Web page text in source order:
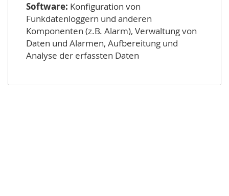
Software: Konfiguration von
Funkdatenloggern und anderen
Komponenten (z.B. Alarm), Verwaltung von
Daten und Alarmen, Aufbereitung und
Analyse der erfassten Daten